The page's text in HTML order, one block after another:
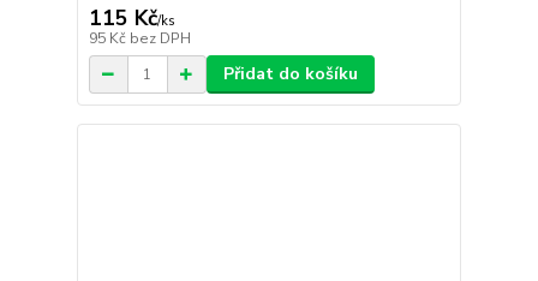
115 Kč/ks
95 Kč bez DPH
Přidat do košíku